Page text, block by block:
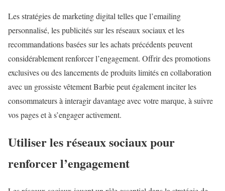
Les stratégies de marketing digital telles que l’emailing
personnalisé, les publicités sur les réseaux sociaux et les
recommandations basées sur les achats précédents peuvent
considérablement renforcer l’engagement. Offrir des promotions
exclusives ou des lancements de produits limités en collaboration
avec un grossiste vêtement Barbie peut également inciter les
consommateurs à interagir davantage avec votre marque, à suivre
vos pages et à s’engager activement.
Utiliser les réseaux sociaux pour
renforcer l’engagement